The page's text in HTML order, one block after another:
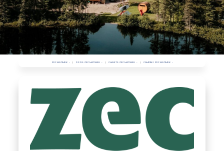
ZEC MATIMEK PODS ZEC MATIMEK CHALETS ZEC MATIMEK CAMPING ZEC MATIMEK